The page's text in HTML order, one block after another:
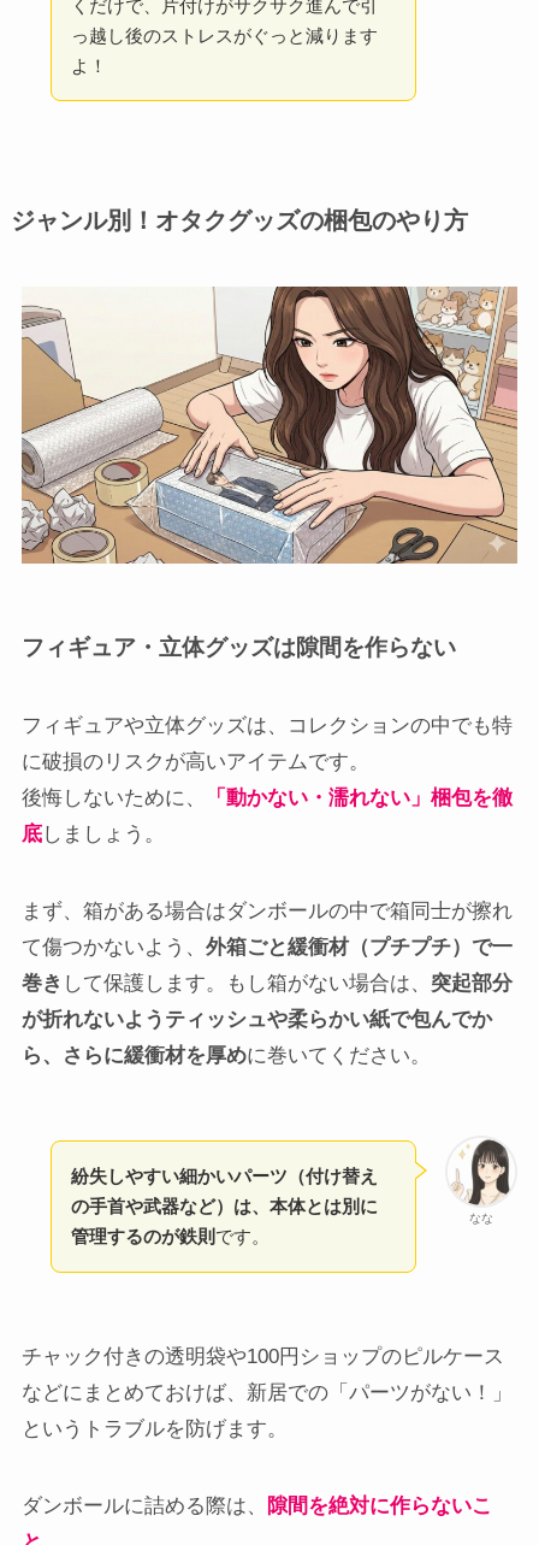
くだけで、片付けがサクサク進んで引
っ越し後のストレスがぐっと減ります
よ！
ジャンル別！オタクグッズの梱包のやり方
フィギュア・立体グッズは隙間を作らない
フィギュアや立体グッズは、コレクションの中でも特
に破損のリスクが高いアイテムです。
後悔しないために、
「動かない・濡れない」梱包を徹
底しましょう。
まず、箱がある場合はダンボールの中で箱同士が擦れ
て傷つかないよう、 外箱ごと緩衝材（プチプチ）で一
巻き して保護します。もし箱がない場合は、 突起部分
が折れないようティッシュや柔らかい紙で包んでか
ら、さらに緩衝材を厚めに巻いてください。
なな
紛失しやすい細かいパーツ（付け替え
の手首や武器など）は、本体とは別に
管理するのが鉄則 です。
チャック付きの透明袋や100円ショップのピルケース
などにまとめておけば、新居での「パーツがない！」
というトラブルを防げます。
ダンボールに詰める際は、
隙間を絶対に作らないこ